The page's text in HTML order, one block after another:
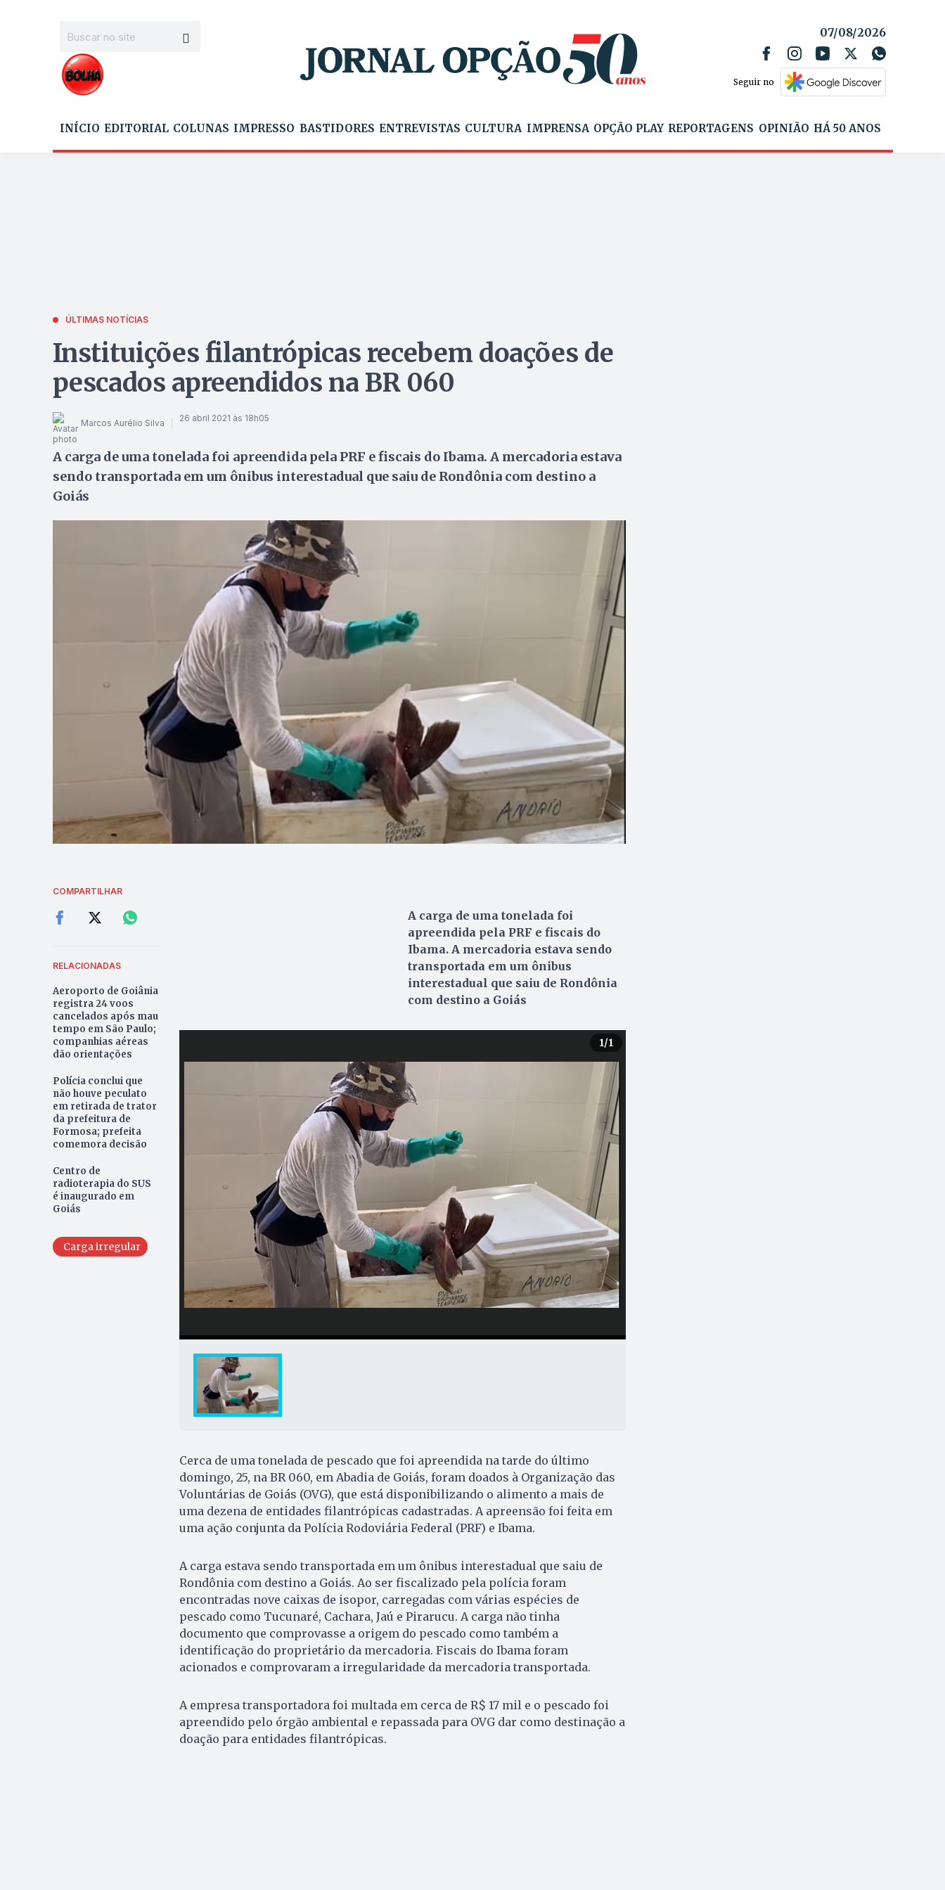
07/08/2026
Seguir no
INÍCIO EDITORIAL COLUNAS IMPRESSO BASTIDORES ENTREVISTAS CULTURA IMPRENSA OPÇÃO PLAY REPORTAGENS OPINIÃO HÁ 50 ANOS
ÚLTIMAS NOTÍCIAS
Instituições filantrópicas recebem doações de
pescados apreendidos na BR 060
Marcos Aurélio Silva 26 abril 2021 às 18h05
A carga de uma tonelada foi apreendida pela PRF e fiscais do Ibama. A mercadoria estava
sendo transportada em um ônibus interestadual que saiu de Rondônia com destino a
Goiás
COMPARTILHAR
RELACIONADAS
Aeroporto de Goiânia
registra 24 voos
cancelados após mau
tempo em São Paulo;
companhias aéreas
dão orientações
Polícia conclui que
não houve peculato
em retirada de trator
da prefeitura de
Formosa; prefeita
comemora decisão
Centro de
radioterapia do SUS
é inaugurado em
Goiás
Carga irregular
A carga de uma tonelada foi
apreendida pela PRF e fiscais do
Ibama. A mercadoria estava sendo
transportada em um ônibus
interestadual que saiu de Rondônia
com destino a Goiás
1/1
Cerca de uma tonelada de pescado que foi apreendida na tarde do último
domingo, 25, na BR 060, em Abadia de Goiás, foram doados à Organização das
Voluntárias de Goiás (OVG), que está disponibilizando o alimento a mais de
uma dezena de entidades filantrópicas cadastradas. A apreensão foi feita em
uma ação conjunta da Polícia Rodoviária Federal (PRF) e Ibama.
A carga estava sendo transportada em um ônibus interestadual que saiu de
Rondônia com destino a Goiás. Ao ser fiscalizado pela polícia foram
encontradas nove caixas de isopor, carregadas com várias espécies de
pescado como Tucunaré, Cachara, Jaú e Pirarucu. A carga não tinha
documento que comprovasse a origem do pescado como também a
identificação do proprietário da mercadoria. Fiscais do Ibama foram
acionados e comprovaram a irregularidade da mercadoria transportada.
A empresa transportadora foi multada em cerca de R$ 17 mil e o pescado foi
apreendido pelo órgão ambiental e repassada para OVG dar como destinação a
doação para entidades filantrópicas.